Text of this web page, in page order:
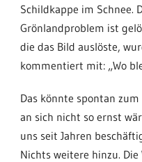
Schildkappe im Schnee.
Grönlandproblem ist
die das Bild auslöste,
kommentiert mit: „Wo
Das könnte spontan
an sich nicht so ernst
uns seit Jahren
Nichts weitere hinzu.